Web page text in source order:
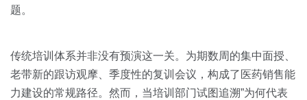
金融
全部
白皮书
预约演示
题。
传统培训体系并非没有预演这一关。为期数周的集中面授、
老带新的跟访观摩、季度性的复训会议，构成了医药销售能
力建设的常规路径。然而，当培训部门试图追溯”为何代表